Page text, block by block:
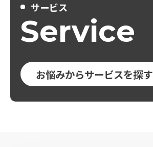
サービス
Service
お悩みからサービスを探す